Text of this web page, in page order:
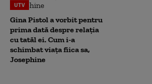
UTV
Gina Pistol a vorbit pentru
prima dată despre relația
cu tatăl ei. Cum i-a
schimbat viața fiica sa,
Josephine